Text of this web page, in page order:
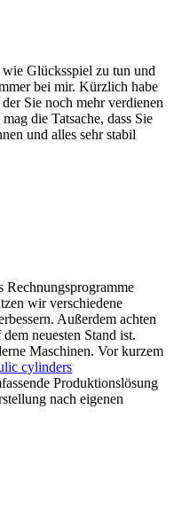
Glücksspiel zu tun und
bei mir. Kürzlich habe
Sie noch mehr verdienen
die Tatsache, dass Sie
und alles sehr stabil
Rechnungsprogramme
wir verschiedene
Außerdem achten
neuesten Stand ist.
Maschinen. Vor kurzem
cylinders
Produktionslösung
nach eigenen